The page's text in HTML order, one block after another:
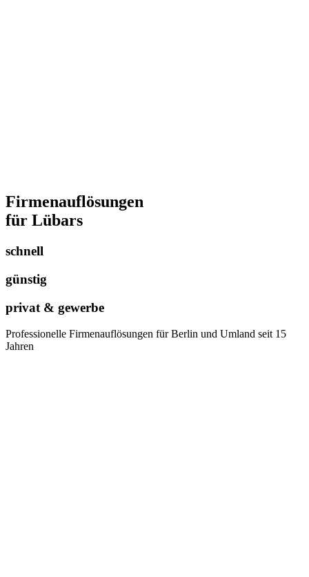
Firmenauflösungen
für Lübars
schnell
günstig
privat & gewerbe
Professionelle Firmenauflösungen für Berlin und Umland seit 15
Jahren